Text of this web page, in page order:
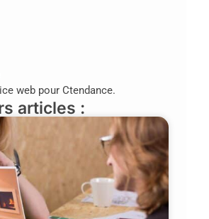
web pour Ctendance.
articles :